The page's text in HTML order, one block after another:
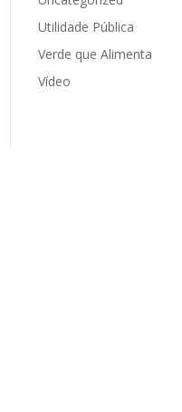
Utilidade Pública
Verde que Alimenta
Vídeo